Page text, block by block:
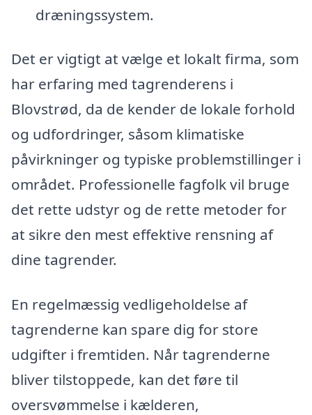
dræningssystem.
Det er vigtigt at vælge et lokalt firma, som
har erfaring med tagrenderens i
Blovstrød, da de kender de lokale forhold
og udfordringer, såsom klimatiske
påvirkninger og typiske problemstillinger i
området. Professionelle fagfolk vil bruge
det rette udstyr og de rette metoder for
at sikre den mest effektive rensning af
dine tagrender.
En regelmæssig vedligeholdelse af
tagrenderne kan spare dig for store
udgifter i fremtiden. Når tagrenderne
bliver tilstoppede, kan det føre til
oversvømmelse i kælderen,